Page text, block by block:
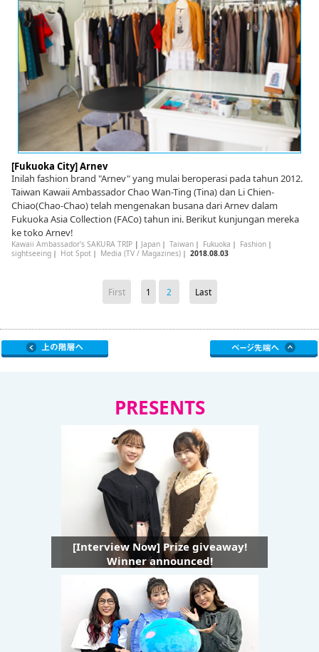
[Fukuoka City] Arnev
Inilah fashion brand "Arnev" yang mulai beroperasi pada tahun 2012.
Taiwan Kawaii Ambassador Chao Wan-Ting (Tina) dan Li Chien-
Chiao(Chao-Chao) telah mengenakan busana dari Arnev dalam
Fukuoka Asia Collection (FACo) tahun ini. Berikut kunjungan mereka
ke toko Arnev!
Kawaii Ambassador's SAKURA TRIP| Japan｜ Taiwan｜ Fukuoka ｜ Fashion｜
sightseeing｜ Hot Spot｜ Media (TV / Magazines)｜ 2018.08.03
First 1 2 Last
PRESENTS
[Interview Now] Prize giveaway!
Winner announced!